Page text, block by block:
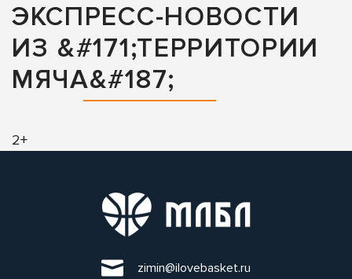
ЭКСПРЕСС-НОВОСТИ
ИЗ &#171;ТЕРРИТОРИИ
МЯЧА&#187;
2+
zimin@ilovebasket.ru